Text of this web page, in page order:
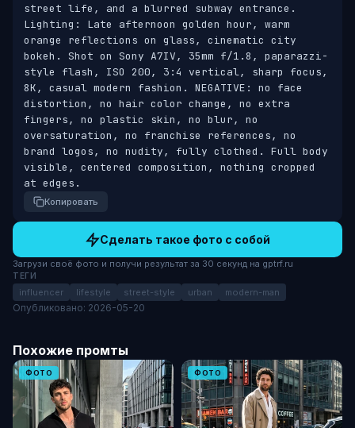
street life, and a blurred subway entrance.
Lighting: Late afternoon golden hour, warm
orange reflections on glass, cinematic city
bokeh. Shot on Sony A7IV, 35mm f/1.8, paparazzi-
style flash, ISO 200, 3:4 vertical, sharp focus,
8K, casual modern fashion. NEGATIVE: no face
distortion, no hair color change, no extra
fingers, no plastic skin, no blur, no
oversaturation, no franchise references, no
brand logos, no nudity, fully clothed. Full body
visible, centered composition, nothing cropped
at edges.
Копировать
Сделать такое фото с собой
Загрузи своё фото и получи результат за 30 секунд на gptrf.ru
ТЕГИ
influencer lifestyle street-style urban modern-man
Опубликовано: 2026-05-20
Похожие промты
ФОТО ФОТО